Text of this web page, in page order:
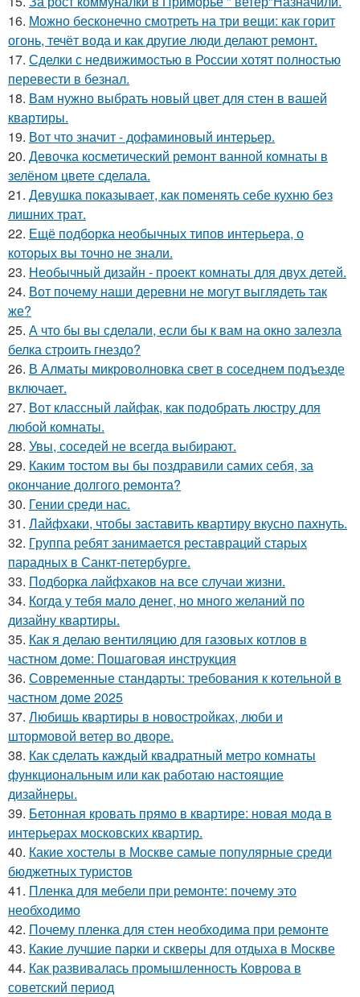
16. Можно бесконечно смотреть на три вещи: как горит
огонь, течёт вода и как другие люди делают ремонт.
17. Сделки с недвижимостью в России хотят полностью
перевести в безнал.
18. Вам нужно выбрать новый цвет для стен в вашей
квартиры.
19. Вот что значит - дофаминовый интерьер.
20. Девочка косметический ремонт ванной комнаты в
зелёном цвете сделала.
21. Девушка показывает, как поменять себе кухню без
лишних трат.
22. Ещё подборка необычных типов интерьера, о
которых вы точно не знали.
23. Необычный дизайн - проект комнаты для двух детей.
24. Вот почему наши деревни не могут выглядеть так
же?
25. А что бы вы сделали, если бы к вам на окно залезла
белка строить гнездо?
26. В Алматы микроволновка свет в соседнем подъезде
включает.
27. Вот классный лайфак, как подобрать люстру для
любой комнаты.
28. Увы, соседей не всегда выбирают.
29. Каким тостом вы бы поздравили самих себя, за
окончание долгого ремонта?
30. Гении среди нас.
31. Лайфхаки, чтобы заставить квартиру вкусно пахнуть.
32. Группа ребят занимается реставраций старых
парадных в Санкт-петербурге.
33. Подборка лайфхаков на все случаи жизни.
34. Когда у тебя мало денег, но много желаний по
дизайну квартиры.
35. Как я делаю вентиляцию для газовых котлов в
частном доме: Пошаговая инструкция
36. Современные стандарты: требования к котельной в
частном доме 2025
37. Любишь квартиры в новостройках, люби и
штормовой ветер во дворе.
38. Как сделать каждый квадратный метро комнаты
функциональным или как работаю настоящие
дизайнеры.
39. Бетонная кровать прямо в квартире: новая мода в
интерьерах московских квартир.
40. Какие хостелы в Москве самые популярные среди
бюджетных туристов
41. Пленка для мебели при ремонте: почему это
необходимо
42. Почему пленка для стен необходима при ремонте
43. Какие лучшие парки и скверы для отдыха в Москве
44. Как развивалась промышленность Коврова в
советский период